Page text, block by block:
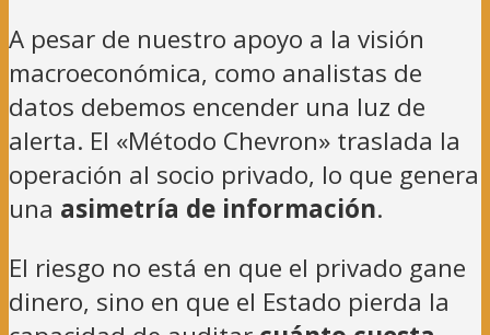
A pesar de nuestro apoyo a la visión
macroeconómica, como analistas de
datos debemos encender una luz de
alerta. El «Método Chevron» traslada la
operación al socio privado, lo que genera
una asimetría de información.
El riesgo no está en que el privado gane
dinero, sino en que el Estado pierda la